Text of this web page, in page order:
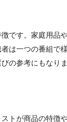
です。家庭用品
は一つの番組で
の参考にもなりま
トが商品の特徴